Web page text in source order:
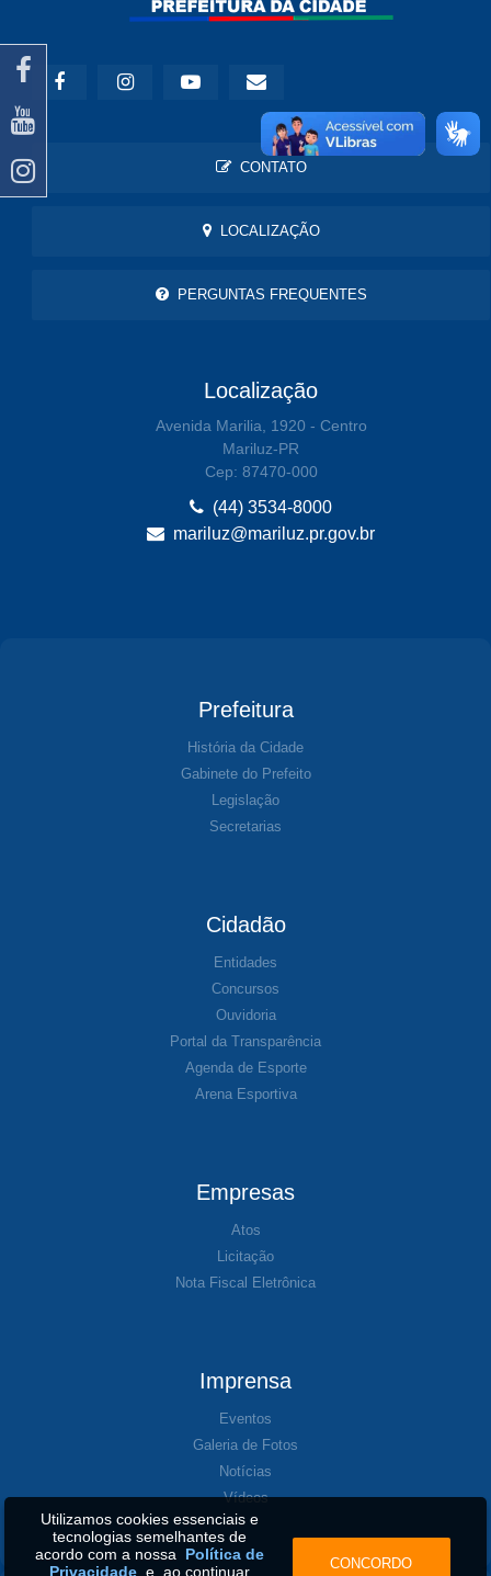
CONTATO
LOCALIZAÇÃO
PERGUNTAS FREQUENTES
Localização
Avenida Marilia, 1920 - Centro
Mariluz-PR
Cep: 87470-000
(44) 3534-8000
mariluz@mariluz.pr.gov.br
Prefeitura
História da Cidade
Gabinete do Prefeito
Legislação
Secretarias
Cidadão
Entidades
Concursos
Ouvidoria
Portal da Transparência
Agenda de Esporte
Arena Esportiva
Empresas
Atos
Licitação
Nota Fiscal Eletrônica
Imprensa
Eventos
Galeria de Fotos
Notícias
Vídeos
Utilizamos cookies essenciais e
tecnologias semelhantes de
acordo com a nossa Política de
Privacidadee, ao continuar CONCORDO